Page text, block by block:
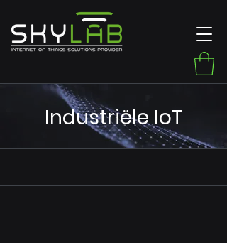
Industriële IoT